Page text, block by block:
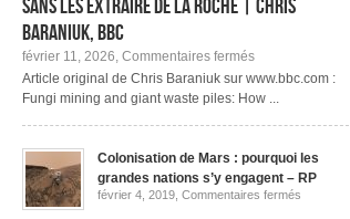
sans les extraire de la roche | Chris
Baraniuk, BBC
février 11, 2026, Commentaires ferméssur
Exploitation
minière
« fongique »
comment
obtenir
des
Article original de Chris Baraniuk sur www.bbc.com :
Fungi mining and giant waste piles: How ...
Colonisation de Mars : pourquoi les
grandes nations s’y engagent – RP
février 4, 2019, Commentaires fermés